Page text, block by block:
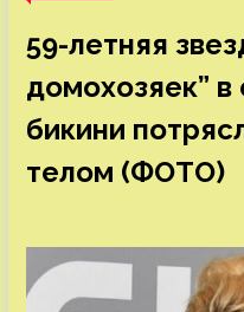
59-летняя
домохозяек”
бикини
телом (ФОТО)